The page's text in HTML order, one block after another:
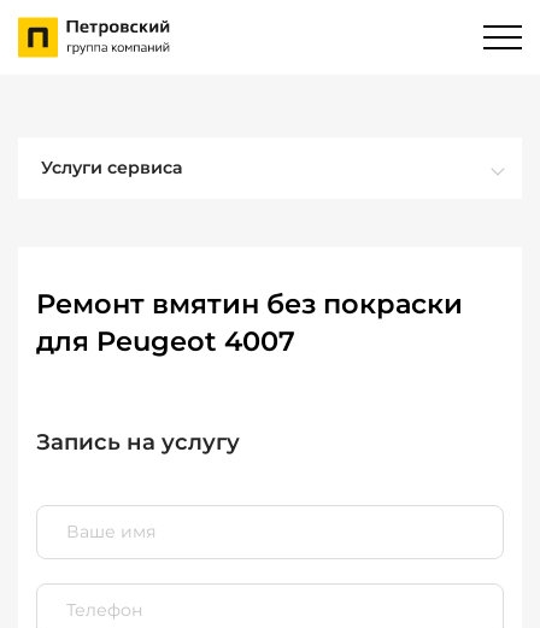
Услуги сервиса
Ремонт вмятин без покраски
для Peugeot 4007
Запись на услугу